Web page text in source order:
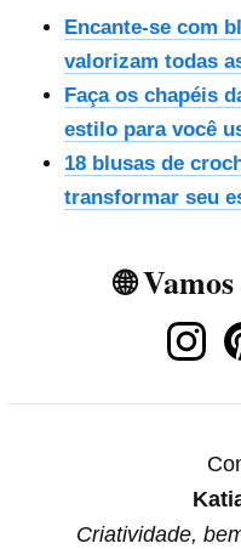
Encante-se com
valorizam todas
Faça os chapéis
estilo para você
18 blusas de
transformar seu
🌐
Criatividade,